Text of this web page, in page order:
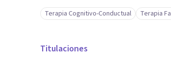
Terapia Cognitivo-Conductual Terapia
Titulaciones